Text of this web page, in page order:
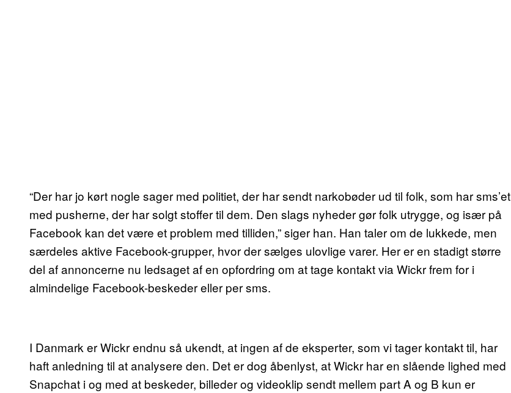
“Der har jo kørt nogle sager med politiet, der har sendt narkobøder ud til folk, som har sms’et
med pusherne, der har solgt stoffer til dem. Den slags nyheder gør folk utrygge, og især på
Facebook kan det være et problem med tilliden,” siger han. Han taler om de lukkede, men
særdeles aktive Facebook-grupper, hvor der sælges ulovlige varer. Her er en stadigt større
del af annoncerne nu ledsaget af en opfordring om at tage kontakt via Wickr frem for i
almindelige Facebook-beskeder eller per sms.
I Danmark er Wickr endnu så ukendt, at ingen af de eksperter, som vi tager kontakt til, har
haft anledning til at analysere den. Det er dog åbenlyst, at Wickr har en slående lighed med
Snapchat i og med at beskeder, billeder og videoklip sendt mellem part A og B kun er